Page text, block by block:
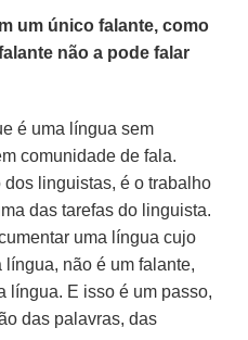
um único falante, como
não a pode falar
é uma língua sem
comunidade de fala.
linguistas, é o trabalho
das tarefas do linguista.
uma língua cujo
não é um falante,
língua. E isso é um passo,
das palavras, das